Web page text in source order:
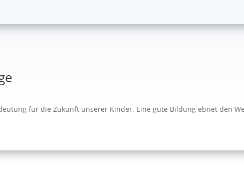
für die Zukunft unserer Kinder. Eine gute Bildung ebnet den